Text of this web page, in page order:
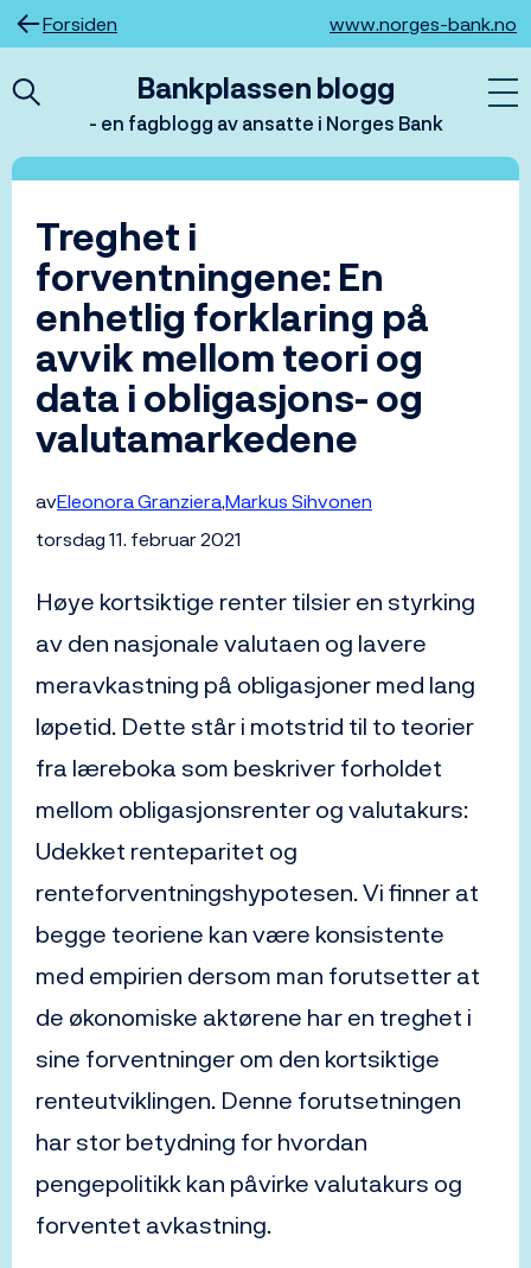
Hopp
til
Forsiden www.norges-bank.no
Bankplassen blogg
- en fagblogg av ansatte i Norges Bank
Treghet i
forventningene: En
enhetlig forklaring på
avvik mellom teori og
data i obligasjons- og
valutamarkedene
avEleonora GranzieraMarkus Sihvonen
torsdag 11. februar 2021
Høye kortsiktige renter tilsier en styrking
av den nasjonale valutaen og lavere
meravkastning på obligasjoner med lang
løpetid. Dette står i motstrid til to teorier
fra læreboka som beskriver forholdet
mellom obligasjonsrenter og valutakurs:
Udekket renteparitet og
renteforventningshypotesen. Vi finner at
begge teoriene kan være konsistente
med empirien dersom man forutsetter at
de økonomiske aktørene har en treghet i
sine forventninger om den kortsiktige
renteutviklingen. Denne forutsetningen
har stor betydning for hvordan
pengepolitikk kan påvirke valutakurs og
forventet avkastning.